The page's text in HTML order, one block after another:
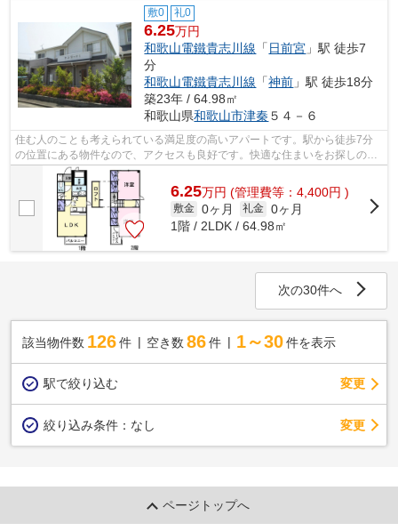
敷0 礼0
6.25万円
和歌山電鐵貴志川線 「 日前宮 」駅 徒歩7
分
和歌山電鐵貴志川線 「神前 」駅 徒歩18分
築23年 / 64.98㎡
和歌山県和歌山市津秦 ５４－６
住む人のことも考えられている満足度の高いアパートです。駅から徒歩7分
の位置にある物件なので、アクセスも良好です。快適な住まいをお探しの方
は、ぜひ当社へご連絡下さい。地域に詳...
6.25万円 (管理費等：4,400円 )
敷金 0ヶ月 礼金 0ヶ月
1階 / 2LDK / 64.98㎡
次の30件へ
該当物件数 126件 空き数 86 件 1～30 件を表示
駅で絞り込む 変更
絞り込み条件： なし 変更
ページトップへ